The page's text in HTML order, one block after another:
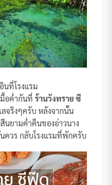
นที่โรงแรม
อค่ำกันที่ ร้านวังทราย ซี
จริงๆครับ หลังจากนั้น
นยามค่ำคืนของอ่าวนาง
นควร กลับโรงแรมที่พักครับ